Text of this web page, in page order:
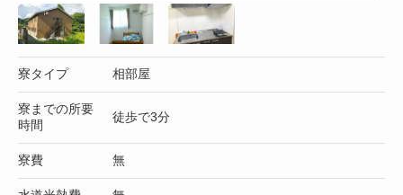
寮タイプ 相部屋
寮までの所要
時間
徒歩で3分
寮費 無